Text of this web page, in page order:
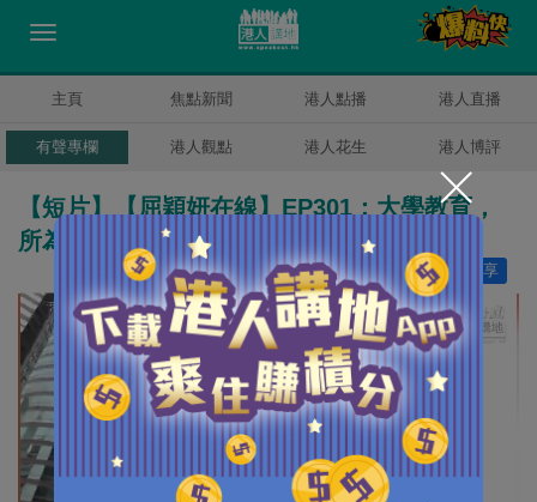
主頁 焦點新聞 港人點播 港人直播
有聲專欄 港人觀點 港人花生 港人博評
【短片】【屈穎妍在線】EP301：大學教育，
所為何事？
分享
讚好 37